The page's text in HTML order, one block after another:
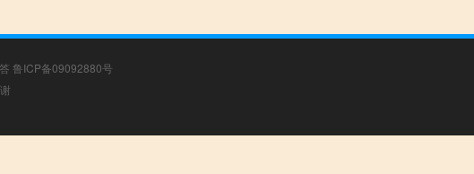
鲁ICP备09092880号